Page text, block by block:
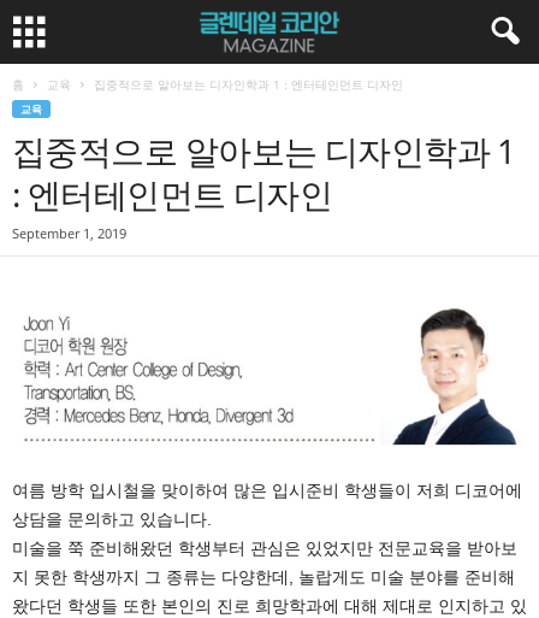
홈 교육 집중적으로 알아보는 디자인학과 1 : 엔터테인먼트 디자인
교육
집중적으로 알아보는 디자인학과 1
: 엔터테인먼트 디자인
September 1, 2019
여름 방학 입시철을 맞이하여 많은 입시준비 학생들이 저희 디코어에
상담을 문의하고 있습니다.
미술을 쭉 준비해왔던 학생부터 관심은 있었지만 전문교육을 받아보
지 못한 학생까지 그 종류는 다양한데, 놀랍게도 미술 분야를 준비해
왔다던 학생들 또한 본인의 진로 희망학과에 대해 제대로 인지하고 있